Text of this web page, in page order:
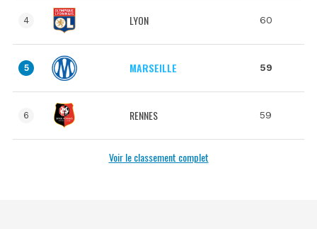
4 LYON 60
5 MARSEILLE 59
6 RENNES 59
Voir le classement complet